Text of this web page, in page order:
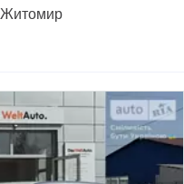
Житомир